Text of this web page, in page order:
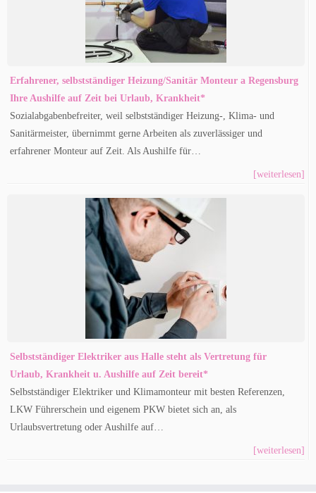
Erfahrener, selbstständiger Heizung/Sanitär Monteur a Regensburg
Ihre Aushilfe auf Zeit bei Urlaub, Krankheit*
Sozialabgabenbefreiter, weil selbstständiger Heizung-, Klima- und
Sanitärmeister, übernimmt gerne Arbeiten als zuverlässiger und
erfahrener Monteur auf Zeit. Als Aushilfe für…
[weiterlesen]
Selbstständiger Elektriker aus Halle steht als Vertretung für
Urlaub, Krankheit u. Aushilfe auf Zeit bereit*
Selbstständiger Elektriker und Klimamonteur mit besten Referenzen,
LKW Führerschein und eigenem PKW bietet sich an, als
Urlaubsvertretung oder Aushilfe auf…
[weiterlesen]